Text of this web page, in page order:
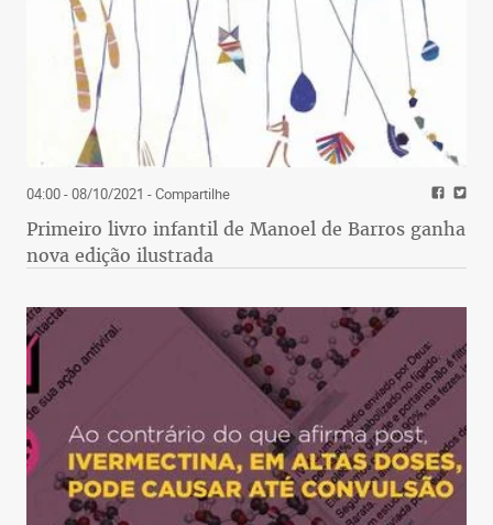
04:00 - 08/10/2021 - Compartilhe
Primeiro livro infantil de Manoel de Barros ganha
nova edição ilustrada